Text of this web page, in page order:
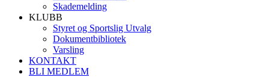
Skademelding
KLUBB
Styret og Sportslig Utvalg
Dokumentbibliotek
Varsling
KONTAKT
BLI MEDLEM